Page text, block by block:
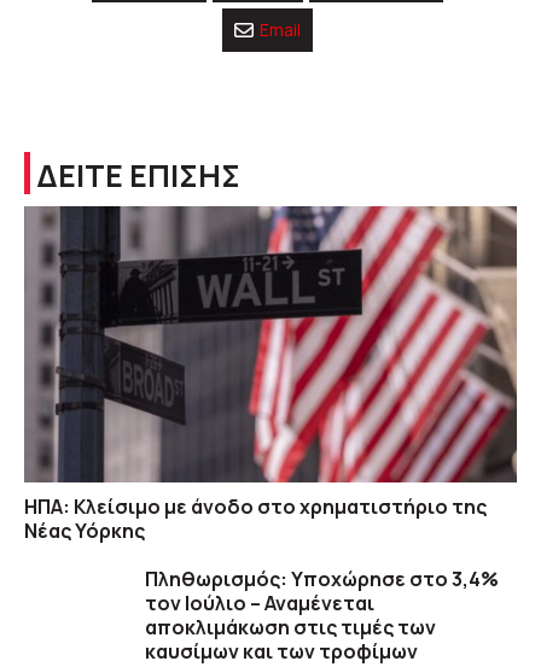
Email
ΔΕΙΤΕ ΕΠΙΣΗΣ
ΗΠΑ: Κλείσιμο με άνοδο στο χρηματιστήριο της
Νέας Υόρκης
Πληθωρισμός: Υποχώρησε στο 3,4%
τον Ιούλιο – Αναμένεται
αποκλιμάκωση στις τιμές των
καυσίμων και των τροφίμων